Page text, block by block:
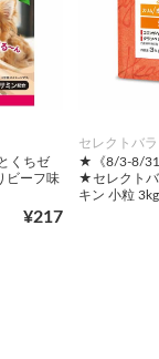
くちゼ
ビーフ味
¥217
セレクトバラ
★《8/3-8/31
★セレクトバ
キン 小粒 3kg